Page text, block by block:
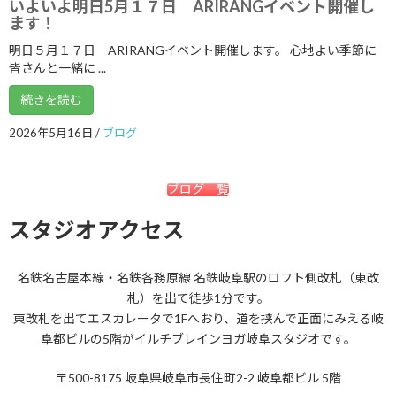
2020年11月
2020年9月
2020年8月
2020年7月
2020年4月
2020年1月
いよいよ明日5月１７日 ARIRANGイベント開催し
ます！
明日５月１７日 ARIRANGイベント開催します。 心地よい季節に
皆さんと一緒に ...
続きを読む
2026年5月16日 / ブログ
ブログ一覧
スタジオアクセス
名鉄名古屋本線・名鉄各務原線 名鉄岐阜駅のロフト側改札（東改
札）を出て徒歩1分です。
東改札を出てエスカレータで1Fへおり、道を挟んで正面にみえる岐
阜都ビルの5階がイルチブレインヨガ岐阜スタジオです。
〒500-8175 岐阜県岐阜市長住町2-2 岐阜都ビル 5階